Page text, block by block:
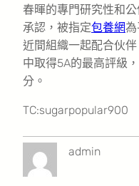
春暉的專門研究性和
承認，被指定包養網為
近間組織一起配合伙
中取得5A的最高評級
分。
TC:sugarpopular900
admin